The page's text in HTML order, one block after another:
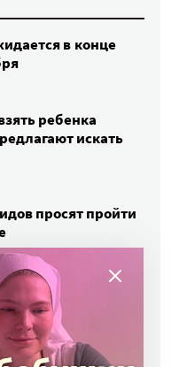
в конце
ребенка
искать
просят пройти
препаратов